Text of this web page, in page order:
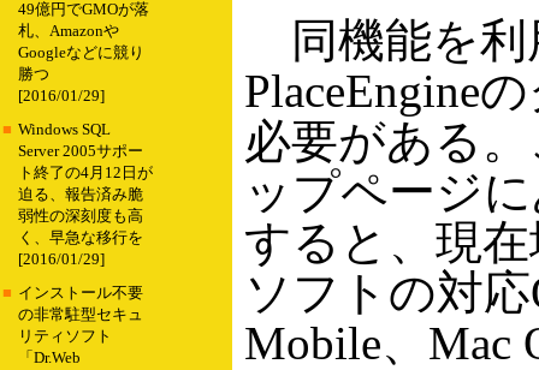
49億円でGMOが落
札、Amazonや
Googleなどに競り
勝つ
[2016/01/29]
■ Windows SQL
Server 2005サポー
ト終了の4月12日が
迫る、報告済み脆
弱性の深刻度も高
く、早急な移行を
[2016/01/29]
■ インストール不要
の非常駐型セキュ
リティソフト
「Dr.Web
同機能を利
PlaceEngine
必要がある
ップページ
すると、現
ソフトの対応
Mobile、Mac